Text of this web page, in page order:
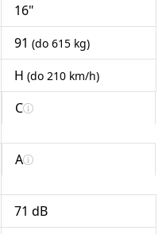
16"
91 (do 615 kg)
H (do 210 km/h)
C
A
71 dB